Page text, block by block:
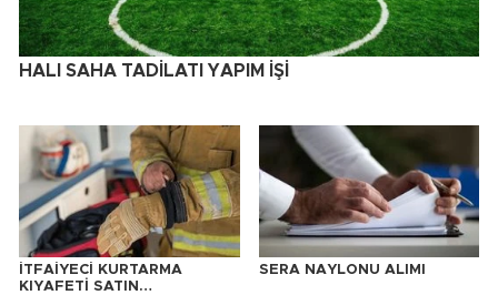
HALI SAHA TADİLATI YAPIM İŞİ
İTFAİYECİ KURTARMA
KIYAFETİ SATIN
SERA NAYLONU ALIMI